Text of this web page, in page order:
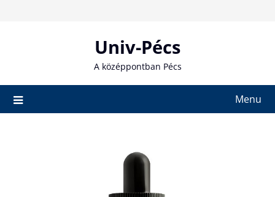
Univ-Pécs
A középpontban Pécs
Menu